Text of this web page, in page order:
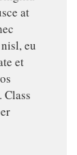
at
eu
et